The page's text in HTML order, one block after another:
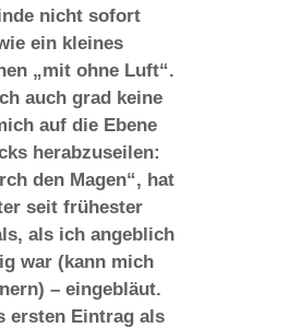
nicht sofort
ein kleines
„mit ohne Luft“.
auch grad keine
auf die Ebene
herabzuseilen:
den Magen“, hat
seit frühester
als ich angeblich
war (kann mich
– eingebläut.
ersten Eintrag als